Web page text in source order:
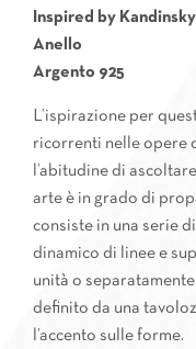
Inspired by Kandinsky
Anello
Argento 925
L’ispirazione per
ricorrenti nelle opere
l’abitudine di
arte è in grado di
consiste in una serie
dinamico di linee e
unità o
definito da una
l’accento sulle forme.